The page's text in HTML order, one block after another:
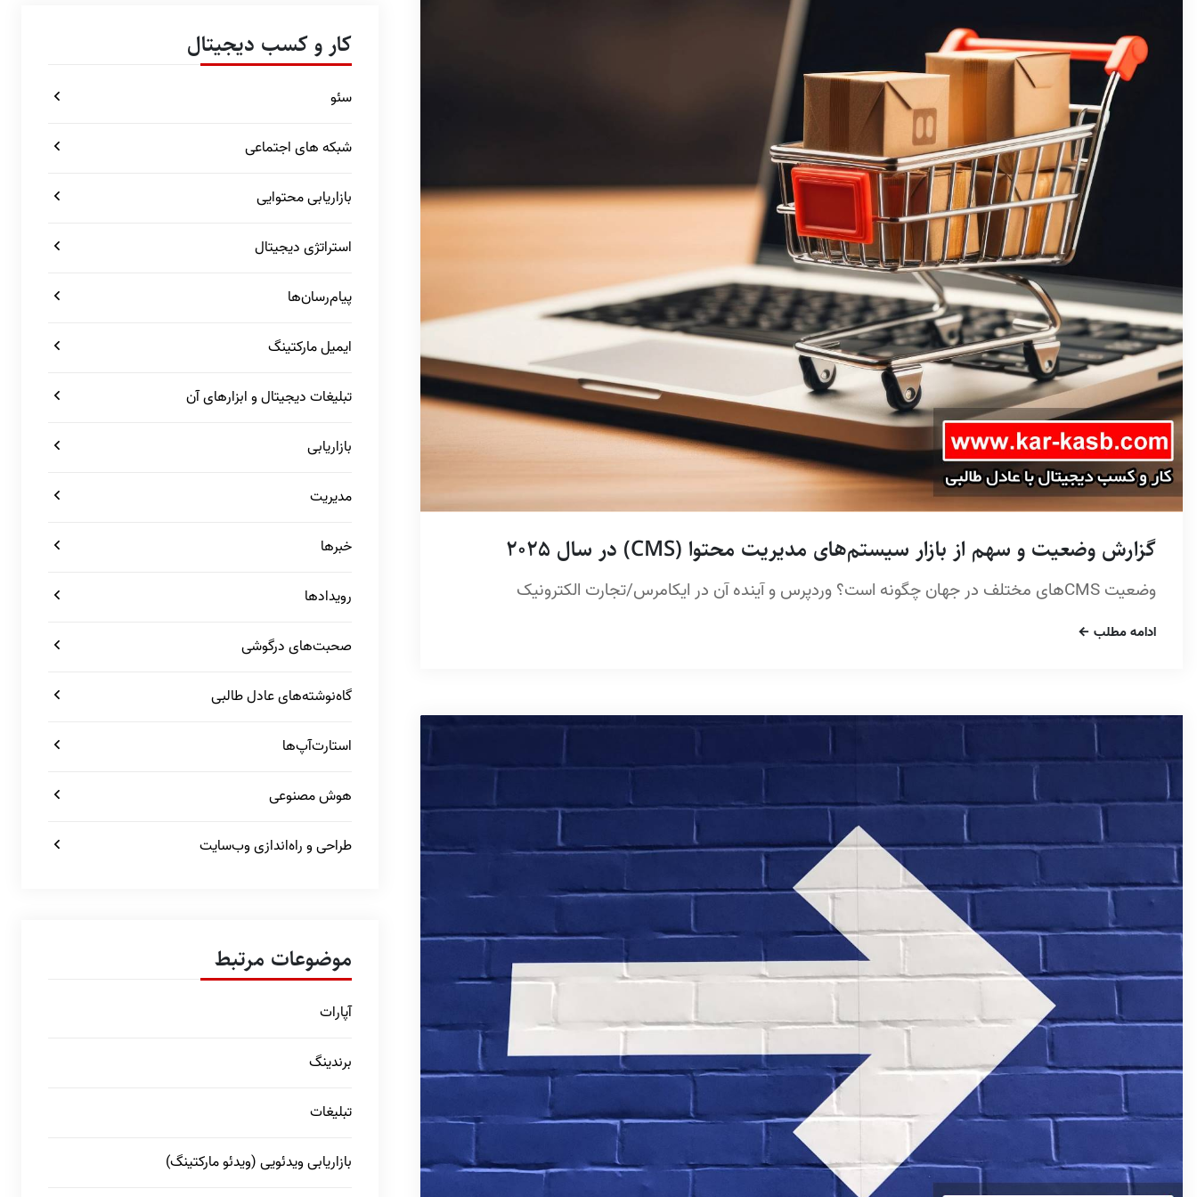
گزارش وضعیت و سهم از بازار سیستم‌های مدیریت محتوا (CMS) در سال 2025
وضعیت CMSهای مختلف در جهان چگونه است؟ وردپرس و آینده آن در ایکامرس/تجارت الکترونیک
ادامه مطلب
کار و کسب دیجیتال
سئو
شبکه های اجتماعی
بازاریابی محتوایی
استراتژی دیجیتال
پیام‌رسان‌ها
ایمیل مارکتینگ
تبلیغات دیجیتال و ابزارهای آن
بازاریابی
مدیریت
خبرها
رویدادها
صحبت‌های درگوشی
گاه‌نوشته‌های عادل طالبی
استارت‌آپ‌ها
هوش مصنوعی
طراحی و راه‌اندازی وب‌سایت
موضوعات مرتبط
آپارات
برندینگ
تبلیغات
بازاریابی ویدئویی (ویدئو مارکتینگ)